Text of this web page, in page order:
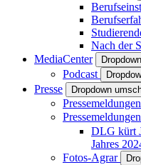
Nach der
MediaCenter
Podcast
Presse Dropdown
DLG kürt
Jahres
Fotos-Agrar